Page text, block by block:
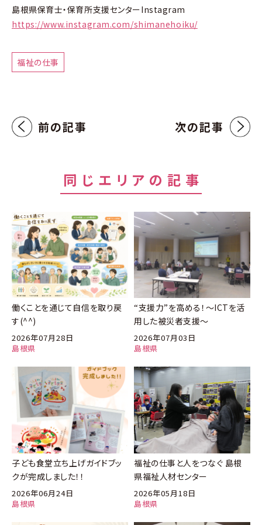
島根県保育士・保育所支援センターInstagram
https://www.instagram.com/shimanehoiku/
福祉の仕事
前の記事 次の記事
同じエリアの記事
島根県
2026年07月28日
働くことを通じて自信を取り戻
す(^^)
島根県
2026年07月03日
“支援力”を高める！～ICTを活
用した被災者支援～
島根県
2026年06月24日
子ども食堂立ち上げガイドブッ
クが完成しました！！
島根県
2026年05月18日
福祉の仕事と人をつなぐ 島根
県福祉人材センター